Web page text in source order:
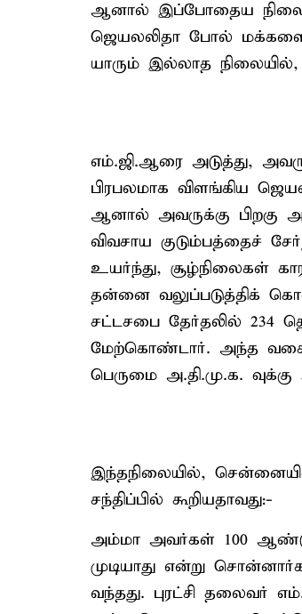
ஆனால் இப்போதைய
ஜெயலலிதா போல் மக்களை
யாரும் இல்லாத நிலையில்,
எம்.ஜி.ஆரை அடுத்து,
பிரபலமாக விளங்கிய
ஆனால் அவருக்கு பிறகு
விவசாய குடும்பத்தைச்
உயர்ந்து, சூழ்நிலைகள்
தன்னை வலுப்படுத்திக்
சட்டசபை தேர்தலில் 234
மேற்கொண்டார். அந்த
பெருமை அ.தி.மு.க.
இந்தநிலையில்,
சந்திப்பில் கூறியதாவது:-
அம்மா அவர்கள் 100
முடியாது என்று
வந்தது. புரட்சி தலைவர்